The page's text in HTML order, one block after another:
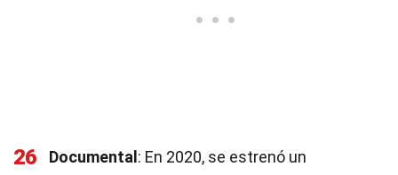
26 Documental : En 2020, se estrenó un